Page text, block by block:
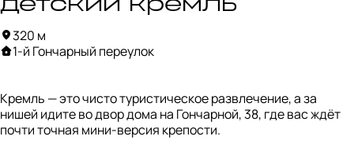
Несмотря на свою нишевость, людей тут обычно немало.
При этом атмосфера остаётся почти семейной: гости
общаются и веселятся, официанты легко поддерживают
диалог, а по телевизору над барной стойкой идёт
детский кремль
320 м
1-й Гончарный переулок
Кремль — это чисто туристическое развлечение, а за
нишей идите во двор дома на Гончарной, 38, где вас ждёт
почти точная мини-версия крепости.